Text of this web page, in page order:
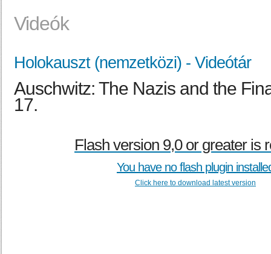
Videók
Holokauszt (nemzetközi) - Videótár
Auschwitz: The Nazis and the
17.
Flash version 9,0 or greater is
You have no flash plugin
Click here to download latest version